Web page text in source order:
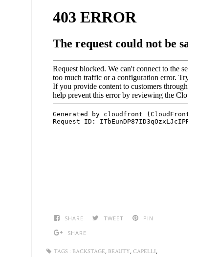
SHARE TWEET
PIN
SHARE
TAGS : BACKSTAGE BEAUTY CAPELLI